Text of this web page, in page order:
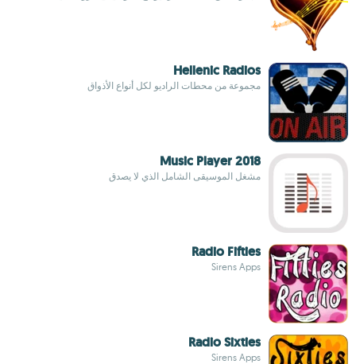
Hellenic Radios
مجموعة من محطات الراديو لكل أنواع الأذواق
Music Player 2018
مشغل الموسيقى الشامل الذي لا يصدق
Radio Fifties
Sirens Apps
Radio Sixties
Sirens Apps